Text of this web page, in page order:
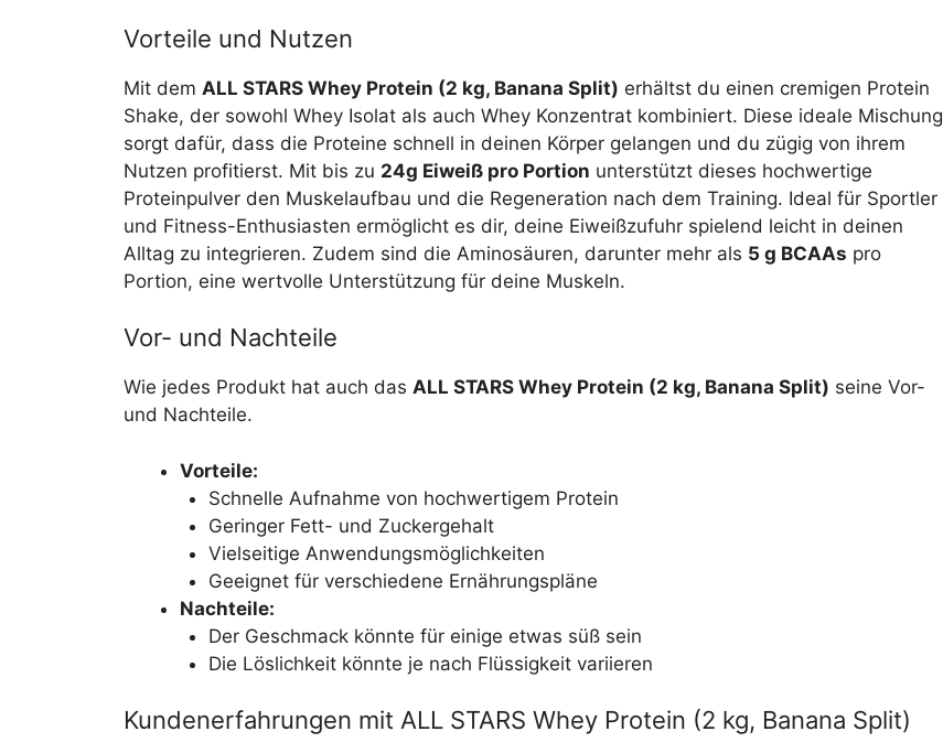
Vorteile und Nutzen
Mit dem ALL STARS Whey Protein (2 kg, Banana Split) erhältst du einen cremigen Protein
Shake, der sowohl Whey Isolat als auch Whey Konzentrat kombiniert. Diese ideale Mischung
sorgt dafür, dass die Proteine schnell in deinen Körper gelangen und du zügig von ihrem
Nutzen profitierst. Mit bis zu 24g Eiweiß pro Portion unterstützt dieses hochwertige
Proteinpulver den Muskelaufbau und die Regeneration nach dem Training. Ideal für Sportler
und Fitness-Enthusiasten ermöglicht es dir, deine Eiweißzufuhr spielend leicht in deinen
Alltag zu integrieren. Zudem sind die Aminosäuren, darunter mehr als 5 g BCAAs pro
Portion, eine wertvolle Unterstützung für deine Muskeln.
Vor- und Nachteile
Wie jedes Produkt hat auch das ALL STARS Whey Protein (2 kg, Banana Split) seine Vor-
und Nachteile.
Vorteile:
Schnelle Aufnahme von hochwertigem Protein
Geringer Fett- und Zuckergehalt
Vielseitige Anwendungsmöglichkeiten
Geeignet für verschiedene Ernährungspläne
Nachteile:
Der Geschmack könnte für einige etwas süß sein
Die Löslichkeit könnte je nach Flüssigkeit variieren
Kundenerfahrungen mit ALL STARS Whey Protein (2 kg, Banana Split)